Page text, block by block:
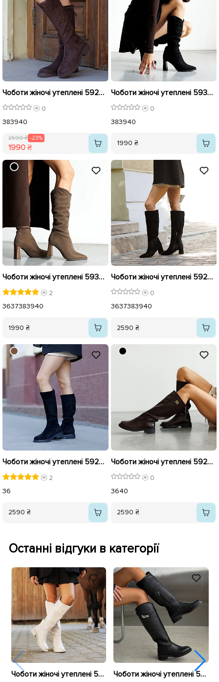
Чоботи жіночі утеплені 592928 Коричневі розпродаж
0
383940
2590 ₴ -23%
1990 ₴
Чоботи жіночі утеплені 593406 Чорні
0
383940
1990 ₴
Чоботи жіночі утеплені 593405 Коричневі
2
3637383940
1990 ₴
Чоботи жіночі утеплені 592947 Чорні
0
3637383940
2590 ₴
Чоботи жіночі утеплені 592929 Чорні
2
36
2590 ₴
Чоботи жіночі утеплені 592930 Коричневі
0
3640
2590 ₴
Останні відгуки в категорії
Чоботи жіночі утеплені 590331 Молочні Чоботи жіночі утеплені 594297 Чорні